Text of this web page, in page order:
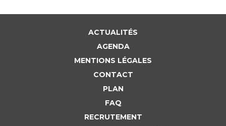
ACTUALITÉS
AGENDA
MENTIONS LÉGALES
CONTACT
PLAN
FAQ
RECRUTEMENT